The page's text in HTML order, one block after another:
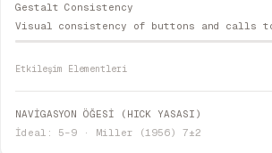
Gestalt Consistency
Visual consistency of buttons and calls
Etkileşim Elementleri
NAVİGASYON ÖĞESİ (HICK YASASI)
İdeal: 5–9 · Miller (1956) 7±2